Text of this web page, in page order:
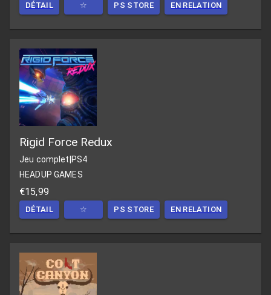
DÉTAIL ☆ PS STORE EN RELATION
Rigid Force Redux
Jeu complet PS4
HEADUP GAMES
€15,99
DÉTAIL ☆ PS STORE EN RELATION